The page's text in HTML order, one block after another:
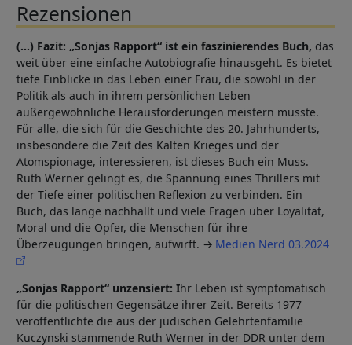
Rezensionen
(...) Fazit: „Sonjas Rapport“ ist ein faszinierendes Buch, das
weit über eine einfache Autobiografie hinausgeht. Es bietet
tiefe Einblicke in das Leben einer Frau, die sowohl in der
Politik als auch in ihrem persönlichen Leben
außergewöhnliche Herausforderungen meistern musste.
Für alle, die sich für die Geschichte des 20. Jahrhunderts,
insbesondere die Zeit des Kalten Krieges und der
Atomspionage, interessieren, ist dieses Buch ein Muss.
Ruth Werner gelingt es, die Spannung eines Thrillers mit
der Tiefe einer politischen Reflexion zu verbinden. Ein
Buch, das lange nachhallt und viele Fragen über Loyalität,
Moral und die Opfer, die Menschen für ihre
Überzeugungen bringen, aufwirft.
Medien Nerd 03.2024
„Sonjas Rapport“ unzensiert: Ihr Leben ist symptomatisch
für die politischen Gegensätze ihrer Zeit. Bereits 1977
veröffentlichte die aus der jüdischen Gelehrtenfamilie
Kuczynski stammende Ruth Werner in der DDR unter dem